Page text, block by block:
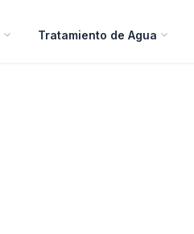
Tratamiento de Agua